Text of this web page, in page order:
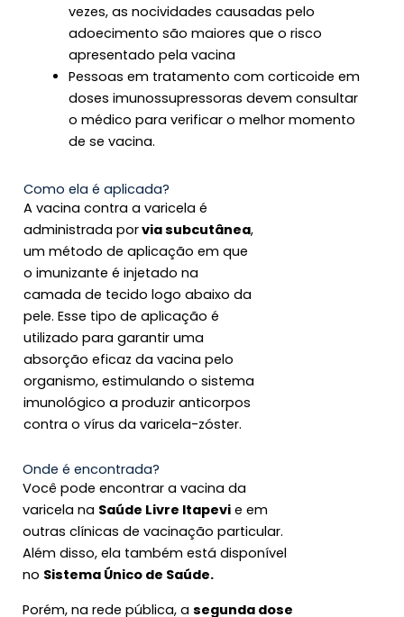
vezes, as nocividades causadas pelo
adoecimento são maiores que o risco
apresentado pela vacina
Pessoas em tratamento com corticoide em
doses imunossupressoras devem consultar
o médico para verificar o melhor momento
de se vacina.
Como ela é aplicada?
A vacina contra a varicela é
administrada porvia subcutânea,
um método de aplicação em que
o imunizante é injetado na
camada de tecido logo abaixo da
pele. Esse tipo de aplicação é
utilizado para garantir uma
absorção eficaz da vacina pelo
organismo, estimulando o sistema
imunológico a produzir anticorpos
contra o vírus da varicela-zóster.
Onde é encontrada?
Você pode encontrar a vacina da
varicela na Saúde Livre Itapevi e em
outras clínicas de vacinação particular.
Além disso, ela também está disponível
no Sistema Único de Saúde.
Porém, na rede pública, a segunda dose